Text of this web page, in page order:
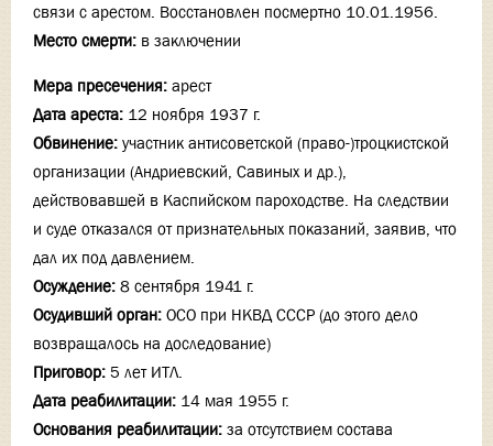
связи с арестом. Восстановлен посмертно 10.01.1956.
Место смерти: в заключении
Мера пресечения: арест
Дата ареста: 12 ноября 1937 г.
Обвинение: участник антисоветской (право-)троцкистской
организации (Андриевский, Савиных и др.),
действовавшей в Каспийском пароходстве. На следствии
и суде отказался от признательных показаний, заявив, что
дал их под давлением.
Осуждение: 8 сентября 1941 г.
Осудивший орган: ОСО при НКВД СССР (до этого дело
возвращалось на доследование)
Приговор: 5 лет ИТЛ.
Дата реабилитации: 14 мая 1955 г.
Основания реабилитации: за отсутствием состава